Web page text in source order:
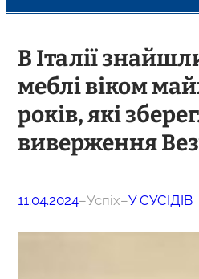
В Італії
меблі віком
років, які
виверження
11.04.2024–Успіх–У СУСІДІВ